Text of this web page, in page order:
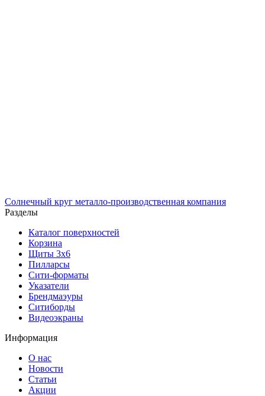
Солнечный круг металло-производственная компания
Разделы
Каталог поверхностей
Корзина
Щиты 3х6
Пилларсы
Сити-форматы
Указатели
Брендмаэуры
Ситиборды
Видеоэкраны
Информация
О нас
Новости
Статьи
Акции